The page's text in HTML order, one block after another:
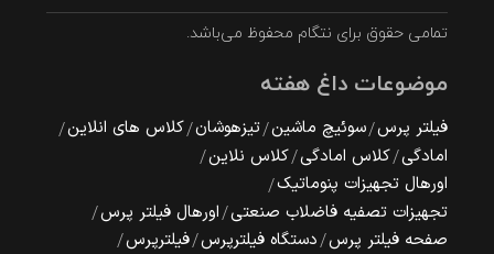
تمامی حقوق برای نتگام محفوظ می‌باشد.
موضوعات داغ هفته
فیلتر پرس سوئیچ ماشین تیزهوشان کلاس های انلاین
امادگی کلاس امادگی کلاس نلاین
اورهال تجهیزات پنوماتیک
تجهیزات تصفیه فاضلاب صنعتی اورهال فیلتر پرس
صفحه فیلتر پرس دستگاه فیلترپرس فیلترپرس